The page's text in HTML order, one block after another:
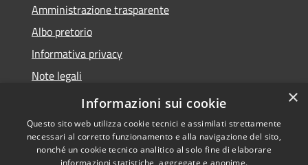
Amministrazione trasparente
Albo pretorio
Informativa privacy
Note legali
Dichiarazione di accessibilità
×
Informazioni sui cookie
Questo sito web utilizza cookie tecnici e assimilati strettamente
necessari al corretto funzionamento e alla navigazione del sito,
nonché un cookie tecnico analitico al solo fine di elaborare
informazioni statistiche, aggregate e anonime.